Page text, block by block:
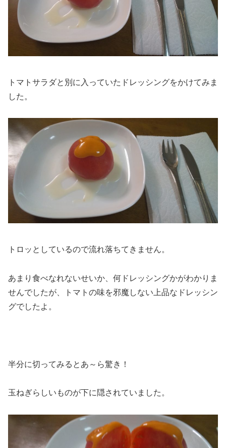
トマトサラダと別に入っていたドレッシングをかけてみま
した。
トロッとしているので流れ落ちてきません。
あまり食べなれないせいか、何ドレッシングかがわかりま
せんでしたが、トマトの味を邪魔しない上品なドレッシン
グでしたよ。
半分に切ってみるとあ～ら驚き！
玉ねぎらしいものが下に隠されていました。